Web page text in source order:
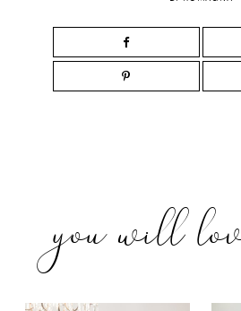
you will